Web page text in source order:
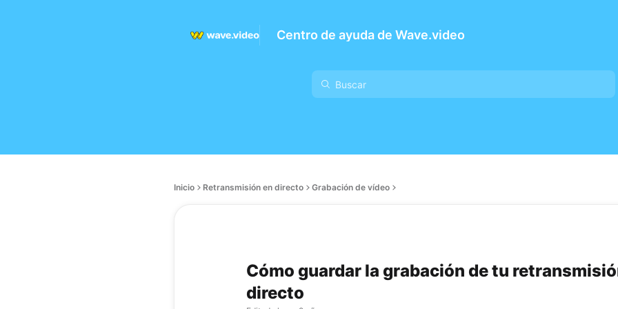
Centro de ayuda de Wave.video
Inicio Retransmisión en directo Grabación de vídeo
Cómo guardar la grabación de tu
directo